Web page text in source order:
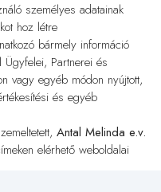
személyes adatainak
hoz létre
bármely információ
Partnerei és
vagy egyéb módon nyújtott,
és egyéb
Antal Melinda e.v.
elérhető weboldalai